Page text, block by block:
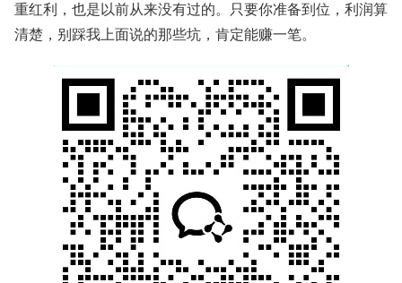
重红利，也是以前从来没有过的。只要你准备到位，利润算
清楚，别踩我上面说的那些坑，肯定能赚一笔。